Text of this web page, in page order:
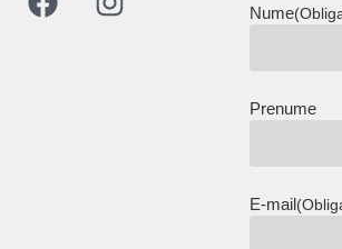
Nume
Prenume
E-mail